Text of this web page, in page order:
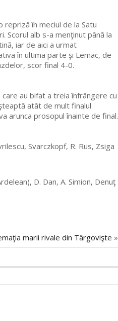
repriză în meciul de la Satu
Scorul alb s-a menţinut până la
iar de aici a urmat
în ultima parte şi Lemac, de
scor final 4-0.
au bifat a treia înfrângere cu
atât de mult finalul
arunca prosopul înainte de final.
Svarczkopf, R. Rus, Zsiga
D. Dan, A. Simion, Denuţ
marii rivale din Târgovişte »